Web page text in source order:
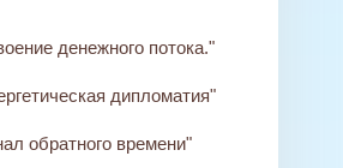
денежного потока."
дипломатия"
обратного времени"